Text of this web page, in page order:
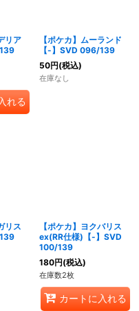
リア
れる
【ポケカ】ムーランド
【-】SVD 096/139
50円(税込)
在庫なし
リス
【ポケカ】ヨクバリス
ex(RR仕様)【-】SVD
100/139
180円(税込)
在庫数2枚
カートに入れる